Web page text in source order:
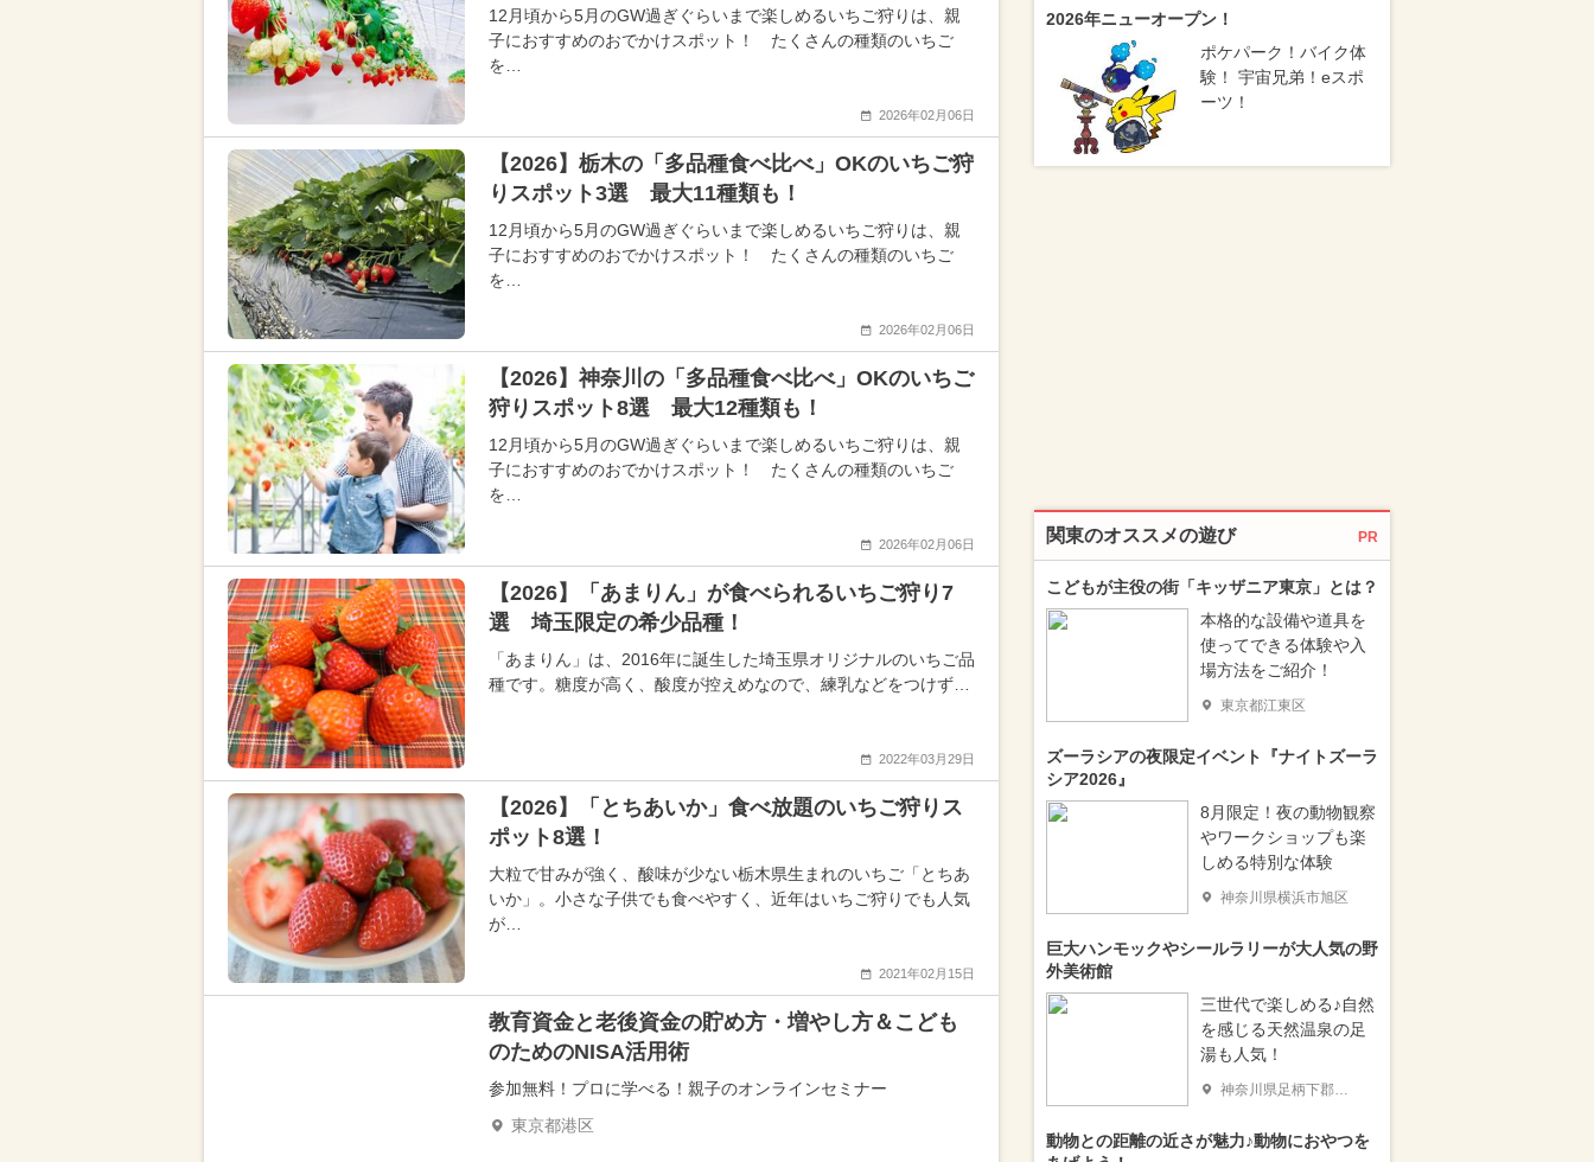
12月頃から5月のGW過ぎぐらいまで楽しめるいちご狩りは、親
子におすすめのおでかけスポット！ たくさんの種類のいちご
を…
2026年02月06日
【2026】栃木の「多品種食べ比べ」OKのいちご狩
りスポット3選 最大11種類も！
12月頃から5月のGW過ぎぐらいまで楽しめるいちご狩りは、親
子におすすめのおでかけスポット！ たくさんの種類のいちご
を…
2026年02月06日
【2026】神奈川の「多品種食べ比べ」OKのいちご
狩りスポット8選 最大12種類も！
12月頃から5月のGW過ぎぐらいまで楽しめるいちご狩りは、親
子におすすめのおでかけスポット！ たくさんの種類のいちご
を…
2026年02月06日
【2026】「あまりん」が食べられるいちご狩り7
選 埼玉限定の希少品種！
「あまりん」は、2016年に誕生した埼玉県オリジナルのいちご品
種です。糖度が高く、酸度が控えめなので、練乳などをつけず…
2022年03月29日
【2026】「とちあいか」食べ放題のいちご狩りス
ポット8選！
大粒で甘みが強く、酸味が少ない栃木県生まれのいちご「とちあ
いか」。小さな子供でも食べやすく、近年はいちご狩りでも人気
が…
2021年02月15日
教育資金と老後資金の貯め方・増やし方＆こども
のためのNISA活用術
参加無料！プロに学べる！親子のオンラインセミナー
東京都港区
2026年ニューオープン！
ポケパーク！バイク体
験！ 宇宙兄弟！eスポ
ーツ！
関東のオススメの遊び PR
こどもが主役の街「キッザニア東京」とは？
本格的な設備や道具を
使ってできる体験や入
場方法をご紹介！
東京都江東区
ズーラシアの夜限定イベント『ナイトズーラ
シア2026』
8月限定！夜の動物観察
やワークショップも楽
しめる特別な体験
神奈川県横浜市旭区
巨大ハンモックやシールラリーが大人気の野
外美術館
三世代で楽しめる♪自然
を感じる天然温泉の足
湯も人気！
神奈川県足柄下郡箱根町
動物との距離の近さが魅力♪動物におやつを